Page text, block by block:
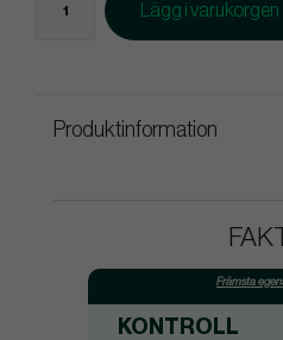
Lägg i varukorgen
Produktinformation
Främsta
KONTROLL